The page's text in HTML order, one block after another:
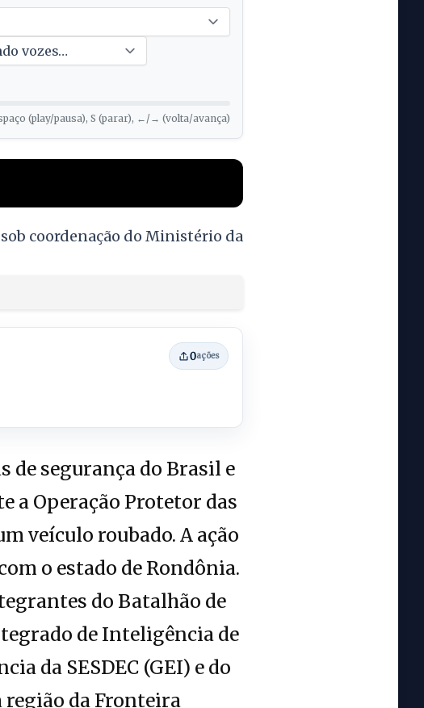
(play/pausa), S (parar), ←/→ (volta/avança)
coordenação do Ministério da
0ações
de segurança do Brasil e
a Operação Protetor das
veículo roubado. A ação
o estado de Rondônia.
do Batalhão de
de Inteligência de
da SESDEC (GEI) e do
região da Fronteira